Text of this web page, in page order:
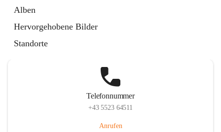
Alben
Hervorgehobene Bilder
Standorte
Telefonnummer
+43 5523 64511
Anrufen